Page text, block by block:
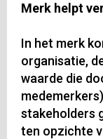
Merk helpt
In het merk
organisatie,
waarde die
stakeholders
ten opzichte